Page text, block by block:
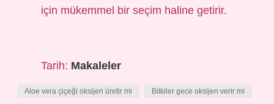
için mükemmel bir seçim haline getirir.
Tarih: Makaleler
Aloe vera çiçeği oksijen üretir mi Bitkiler gece oksijen verir mi